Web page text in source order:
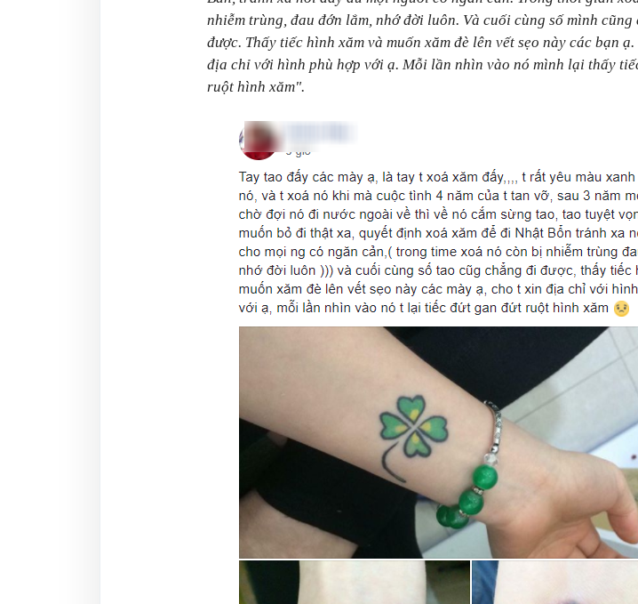
nhiễm trùng, đau đớn lắm, nhớ đời luôn. Và cuối cùng số mình cũng
được. Thấy tiếc hình xăm và muốn xăm đè lên vết sẹo này các bạn
địa chỉ với hình phù hợp với ạ. Mỗi lần nhìn vào nó mình lại thấy
ruột hình xăm".